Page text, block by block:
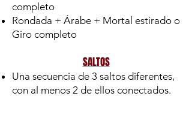
completo
Rondada + Árabe + Mortal estirado o
Giro completo
SALTOS
Una secuencia de 3 saltos diferentes,
con al menos 2 de ellos conectados.